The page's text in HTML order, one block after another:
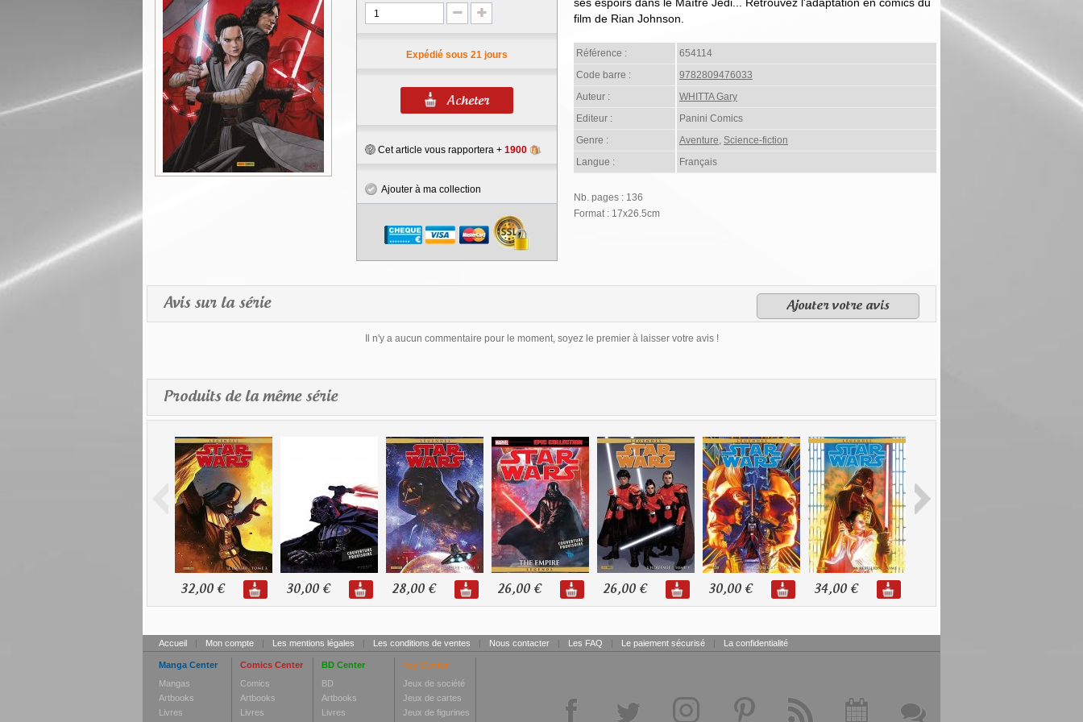
Expédié sous 21 jours
Cet article vous rapportera + 1900
Ajouter à ma collection
film de Rian Johnson.
Référence :
654114
Code barre :
9782809476033
Auteur :
WHITTA Gary
Editeur :
Panini Comics
Genre :
Aventure, Science-fiction
Langue :
Français
Nb. pages : 136
Format : 17x26.5cm
Avis sur la série Ajouter votre avis
Il n'y a aucun commentaire pour le moment, soyez le premier à laisser votre avis !
Produits de la même série
32,00 € 30,00 € 28,00 € 26,00 € 26,00 € 30,00 € 34,00 €
Accueil | Mon compte | Les mentions légales | Les conditions de ventes | Nous contacter | Les FAQ | Le paiement sécurisé | La confidentialité
Manga Center
Mangas
Artbooks
Livres
Comics Center
Comics
Artbooks
Livres
BD Center
BD
Artbooks
Livres
Toy Center
Jeux de société
Jeux de cartes
Jeux de figurines